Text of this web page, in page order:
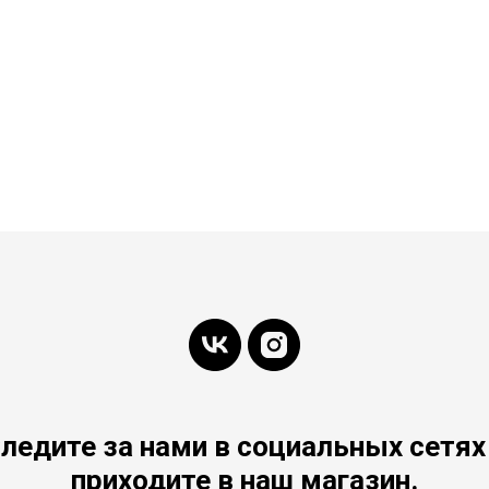
за нами в социальных
приходите в наш магазин.